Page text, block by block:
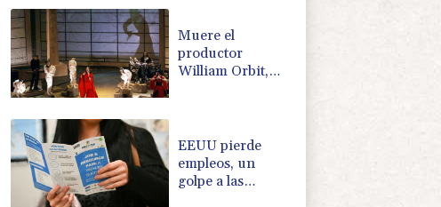
Muere el
productor
William Orbit,
EEUU pierde
empleos, un
golpe a las